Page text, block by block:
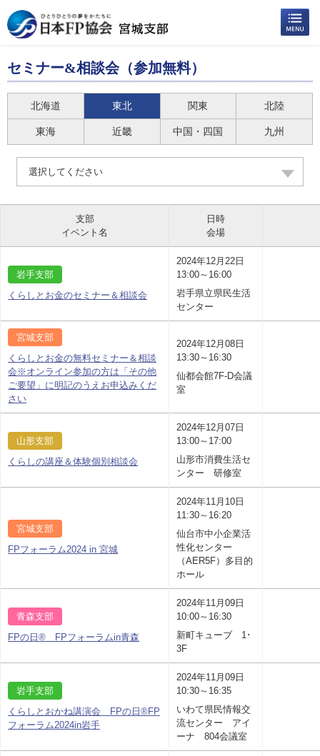
セミナー&相談会（参加無料）
北海道 東北 関東 北陸
東海 近畿 中国・四国 九州
選択してください
支部
イベント名
日時
会場
岩手支部
くらしとお金のセミナー＆相談会
2024年12月22日
13:00～16:00
岩手県立県民生活
センター
宮城支部
くらしとお金の無料セミナー＆相談
会※オンライン参加の方は「その他
ご要望」に明記のうえお申込みくだ
さい
2024年12月08日
13:30～16:30
仙都会館7F-D会議
室
山形支部
くらしの講座＆体験個別相談会
2024年12月07日
13:00～17:00
山形市消費生活セ
ンター 研修室
宮城支部
FPフォーラム2024 in 宮城
2024年11月10日
11:30～16:20
仙台市中小企業活
性化センター
（AER5F）多目的
ホール
青森支部
FPの日® FPフォーラムin青森
2024年11月09日
10:00～16:30
新町キューブ 1･
3F
岩手支部
くらしとおかね講演会 FPの日®FP
フォーラム2024in岩手
2024年11月09日
10:30～16:35
いわて県民情報交
流センター アイ
ーナ 804会議室